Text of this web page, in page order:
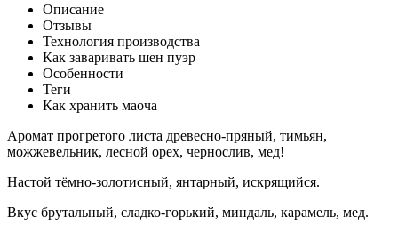
Описание
Отзывы
Технология производства
Как заваривать шен пуэр
Особенности
Теги
Как хранить маоча
Аромат прогретого листа древесно-пряный, тимьян,
можжевельник, лесной орех, чернослив, мед!
Настой тёмно-золотисный, янтарный, искрящийся.
Вкус брутальный, сладко-горький, миндаль, карамель, мед.